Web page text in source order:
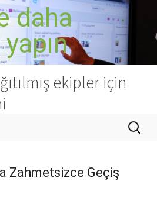
daha
yapın
ekipler için
Arama:
Zahmetsizce Geçiş